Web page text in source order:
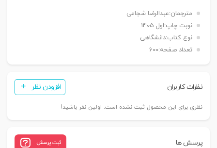
شجاعی
عدد
مترجمان:عبدالرضا شجاعی
نوبت چاپ:اول 1405
نوع کتاب:دانشگاهی
تعداد صفحه:600
نظرات کاربران افزودن نظر
نظری برای این محصول ثبت نشده است. اولین نفر باشید!
پرسش ها ثبت پرسش